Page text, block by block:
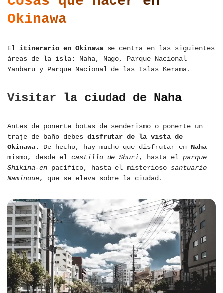
Okinawa
El itinerario en Okinawa se centra en las siguientes
áreas de la isla: Naha, Nago, Parque Nacional
Yanbaru y Parque Nacional de las Islas Kerama.
Visitar la ciudad de Naha
Antes de ponerte botas de senderismo o ponerte un
traje de baño debes disfrutar de la vista de
Okinawa. De hecho, hay mucho que disfrutar en Naha
mismo, desde el castillo de Shuri, hasta el parque
Shikina-en pacífico, hasta el misterioso santuario
Naminoue, que se eleva sobre la ciudad.